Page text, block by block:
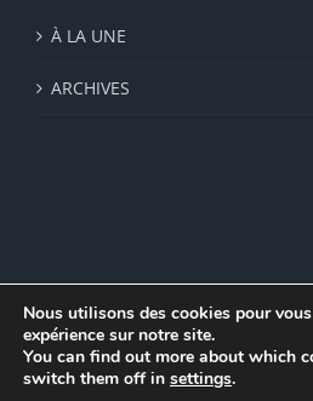
À LA UNE
ARCHIVES
© Institut de recherche de la FSU
Mentions légales|Politique de
Nous utilisons des cookies pour
expérience sur notre site.
You can find out more about which
switch them off in settings.